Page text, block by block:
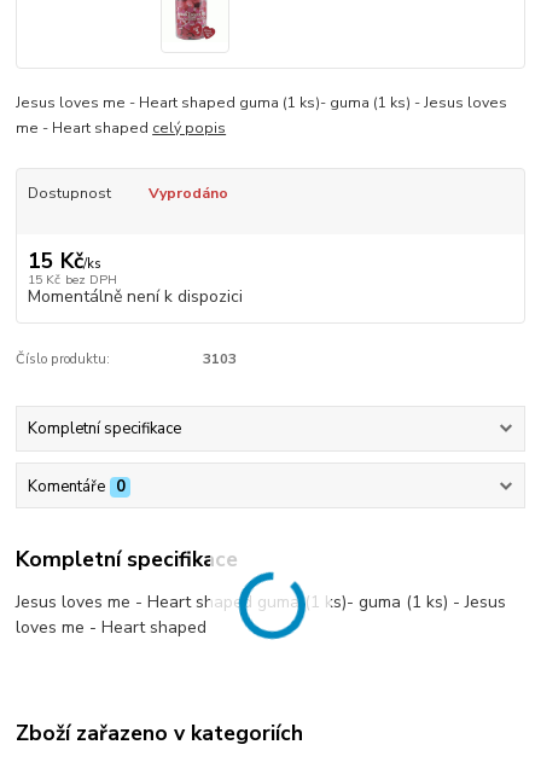
Jesus loves me - Heart shaped guma (1 ks)- guma (1 ks) - Jesus loves
me - Heart shaped celý popis
Dostupnost Vyprodáno
15 Kč/ks
15 Kč bez DPH
Momentálně není k dispozici
Číslo produktu: 3103
Kompletní specifikace
Komentáře 0
Kompletní specifikace
Jesus loves me - Heart shaped guma (1 ks)- guma (1 ks) - Jesus
loves me - Heart shaped
Zboží zařazeno v kategoriích